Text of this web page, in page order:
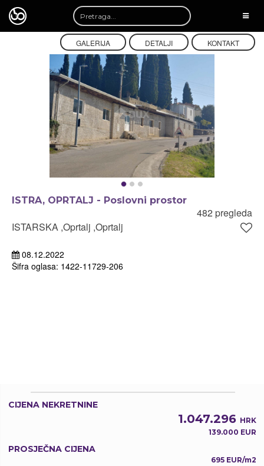
GALERIJA DETALJI KONTAKT
ISTRA, OPRTALJ - Poslovni prostor
482 pregleda
ISTARSKA ,Oprtalj ,Oprtalj
08.12.2022
Šifra oglasa: 1422-11729-206
CIJENA NEKRETNINE
1.047.296 HRK
139.000 EUR
PROSJEČNA CIJENA
695 EUR/m2